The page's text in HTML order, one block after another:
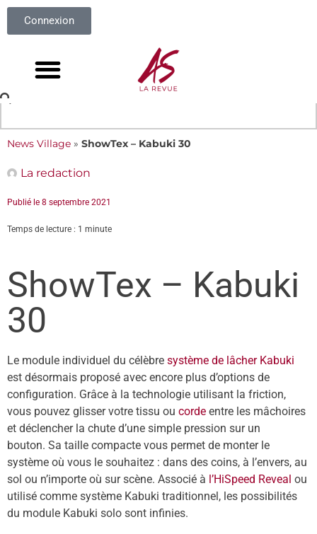
Connexion
News Village » ShowTex – Kabuki 30
La redaction
Publié le 8 septembre 2021
Temps de lecture : 1 minute
ShowTex – Kabuki
30
Le module individuel du célèbre système de lâcher Kabuki
est désormais proposé avec encore plus d’options de
configuration. Grâce à la technologie utilisant la friction,
vous pouvez glisser votre tissu ou corde entre les mâchoires
et déclencher la chute d’une simple pression sur un
bouton. Sa taille compacte vous permet de monter le
système où vous le souhaitez : dans des coins, à l’envers, au
sol ou n’importe où sur scène. Associé à l’HiSpeed Reveal ou
utilisé comme système Kabuki traditionnel, les possibilités
du module Kabuki solo sont infinies.